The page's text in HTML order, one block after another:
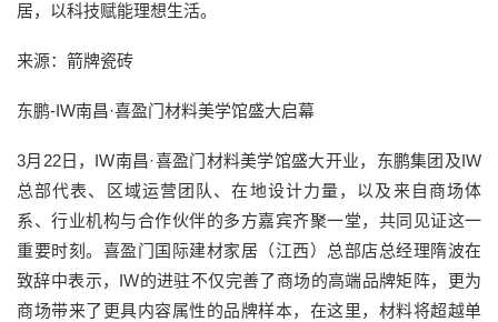
居，以科技赋能理想生活。
来源：箭牌瓷砖
东鹏-IW南昌·喜盈门材料美学馆盛大启幕
3月22日，IW南昌·喜盈门材料美学馆盛大开业，东鹏集团及IW
总部代表、区域运营团队、在地设计力量，以及来自商场体
系、行业机构与合作伙伴的多方嘉宾齐聚一堂，共同见证这一
重要时刻。喜盈门国际建材家居（江西）总部店总经理隋波在
致辞中表示，IW的进驻不仅完善了商场的高端品牌矩阵，更为
商场带来了更具内容属性的品牌样本，在这里，材料将超越单